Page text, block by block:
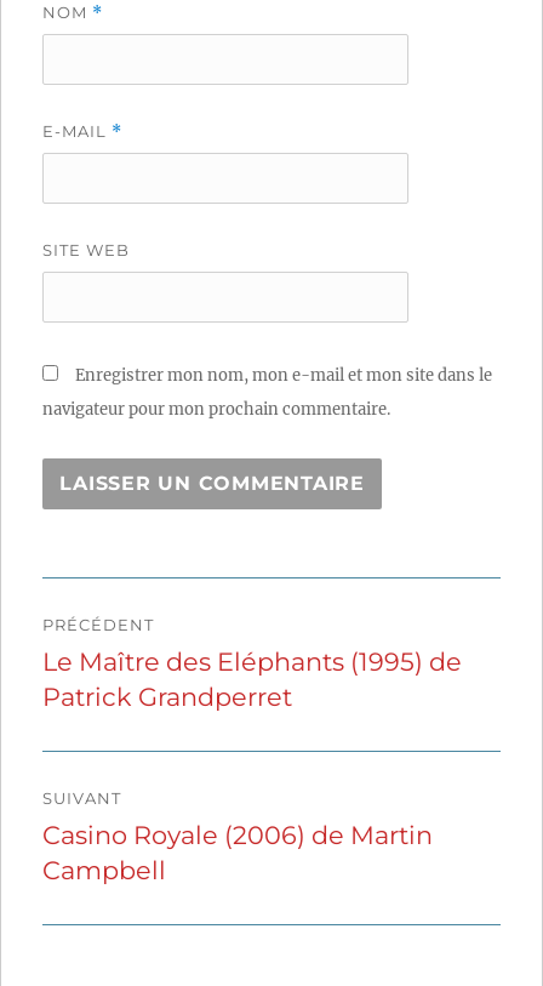
NOM *
E-MAIL *
SITE WEB
Enregistrer mon nom, mon e-mail et mon site dans le
navigateur pour mon prochain commentaire.
de
l’article
PRÉCÉDENT
Publication
précédente :
Le Maître des Eléphants (1995) de
Patrick Grandperret
SUIVANT
Publication
suivante :
Casino Royale (2006) de Martin
Campbell